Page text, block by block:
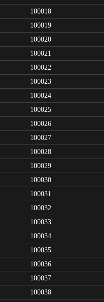
100018
100019
100020
100021
100022
100023
100024
100025
100026
100027
100028
100029
100030
100031
100032
100033
100034
100035
100036
100037
100038